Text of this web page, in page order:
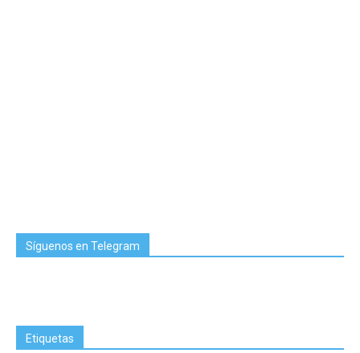
Síguenos en Telegram
Etiquetas